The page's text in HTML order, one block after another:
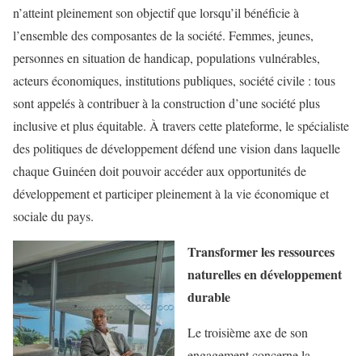
n’atteint pleinement son objectif que lorsqu’il bénéficie à
l’ensemble des composantes de la société. Femmes, jeunes,
personnes en situation de handicap, populations vulnérables,
acteurs économiques, institutions publiques, société civile : tous
sont appelés à contribuer à la construction d’une société plus
inclusive et plus équitable. À travers cette plateforme, le spécialiste
des politiques de développementdéfend une vision dans laquelle
chaque Guinéen doit pouvoir accéder aux opportunités de
développement et participer pleinement à la vie économique et
sociale du pays.
Transformer les ressources
naturelles en développement
durable
Le troisième axe de son